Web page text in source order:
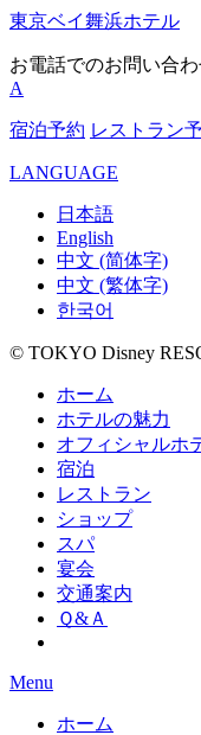
東京ベイ舞浜ホテル
お電話でのお問い合わ
A
宿泊予約 レストラン
LANGUAGE
日本語
English
中文 (简体字)
中文 (繁体字)
한국어
© TOKYO Disney
ホーム
ホテルの魅力
オフィシャルホ
宿泊
レストラン
ショップ
スパ
宴会
交通案内
Ｑ&Ａ
Menu
ホーム